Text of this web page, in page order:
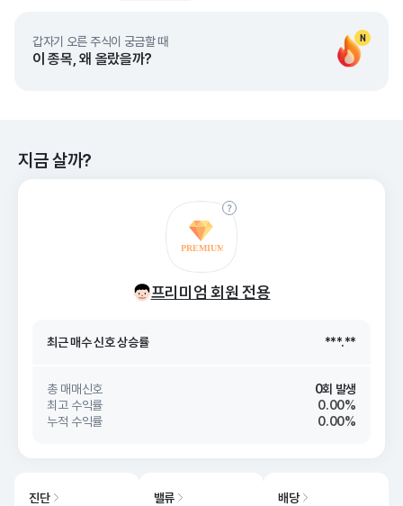
N
갑자기 오른 주식이 궁금할 때
이 종목, 왜 올랐을까?
지금 살까?
프리미엄 회원 전용
26. 08/07
최근 매수 신호 상승률 ***.**
최근 매수 신호 ***.**
총 매매신호
0회 발생
최고 수익률
0.00%
누적 수익률
0.00%
진단 밸류 배당